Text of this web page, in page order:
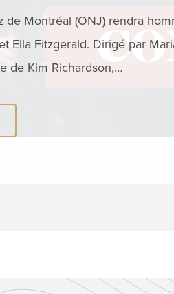
de Montréal (ONJ) rendra
Ella Fitzgerald. Dirigé par
de Kim Richardson,…